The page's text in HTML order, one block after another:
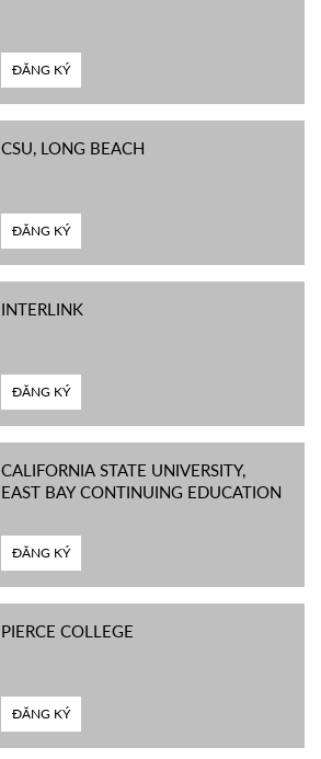
ĐĂNG KÝ
CSU, LONG BEACH
ĐĂNG KÝ
INTERLINK
ĐĂNG KÝ
CALIFORNIA STATE UNIVERSITY,
EAST BAY CONTINUING EDUCATION
ĐĂNG KÝ
PIERCE COLLEGE
ĐĂNG KÝ